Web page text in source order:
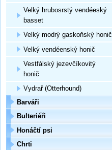
Velký hrubosrstý vendéeský
basset
Velký modrý gaskoňský honič
Velký vendéenský honič
Vestfálský jezevčíkovitý
honič
Vydrař (Otterhound)
Barváři
Bulteriéři
Honáčtí psi
Chrti